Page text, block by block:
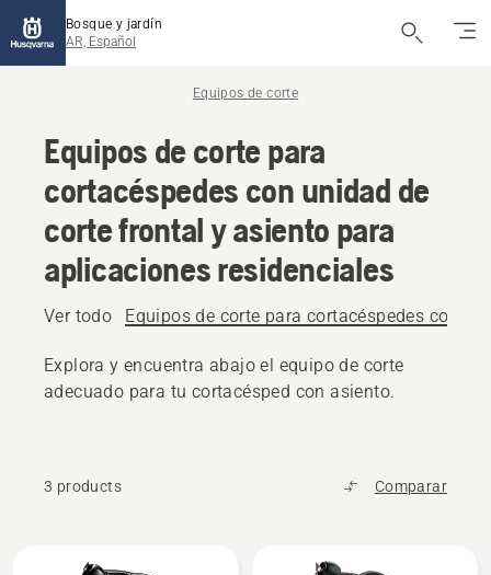
Bosque y jardín
AR, Español
Equipos de corte
Equipos de corte para
cortacéspedes con unidad de
corte frontal y asiento para
aplicaciones residenciales
Ver todo Equipos de corte para cortacéspedes con
Explora y encuentra abajo el equipo de corte
adecuado para tu cortacésped con asiento.
3 products Comparar